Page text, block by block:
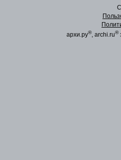
архи.ру®, archi.ru®